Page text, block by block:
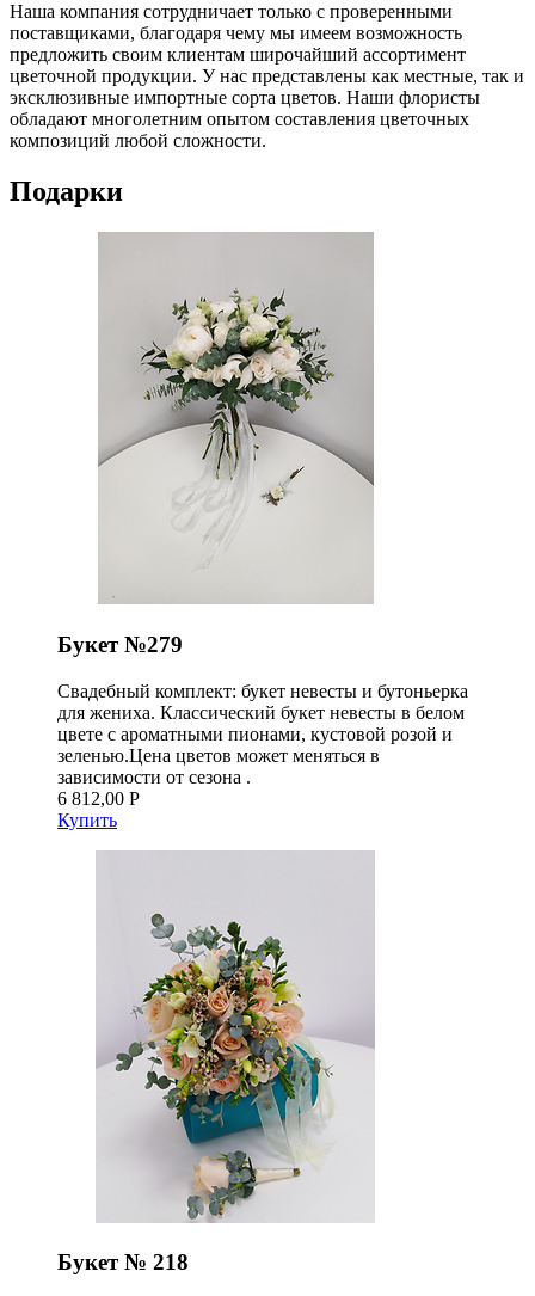
Наша компания сотрудничает только с проверенными
поставщиками, благодаря чему мы имеем возможность
предложить своим клиентам широчайший ассортимент
цветочной продукции. У нас представлены как местные, так и
эксклюзивные импортные сорта цветов. Наши флористы
обладают многолетним опытом составления цветочных
композиций любой сложности.
Подарки
Букет №279
Свадебный комплект: букет невесты и бутоньерка
для жениха. Классический букет невесты в белом
цвете с ароматными пионами, кустовой розой и
зеленью.Цена цветов может меняться в
зависимости от сезона .
6 812,00 Р
Купить
Букет № 218